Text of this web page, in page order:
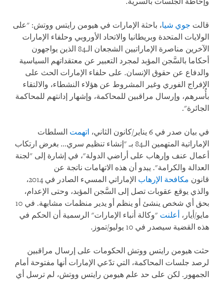
قالت جوي شيا، باحثة الإمارات في هيومن رايتس ووتش: "على
الولايات المتحدة وبريطانيا والاتحاد الأوروبي وحلفاء الإمارات
الآخرين مناصرة الإماراتيين الشجعان الـ84 الذين يواجهون
أحكاما بالسَّجن المؤبد لمجرد التعبير عن معتقداتهم السياسية
والدفاع عن حقوق الإنسان. على حلفاء الإمارات الحث على
الإفراج الفوري وغير المشروط عن هؤلاء النشطاء، والالتقاء
بأُسرهم، وإرسال مراقبين للمحاكمة، وإشهار إدانتهم للمحاكمة
الجائرة".
في بيان صدر في 6 يناير/كانون الثاني، اتهمت السلطات
الإماراتية المتهمين الـ84 بـ "إنشاء تنظيم سري... بغرض ارتكاب
أعمال عنف وإرهاب على أراضي الدولة"، في إشارة إلى "لجنة
العدالة والكرامة". يبدو أن هذه الاتهامات ناتجة عن
قانون مكافحة الإرهاب
الإماراتي المسيء الصادر في 2014،
والذي يوقع عقوبات تصل إلى السَّجن المؤبد، وحتى الإعدام،
بحق أي شخص ينشئ أو ينظم أو يدير منظمات مشابهة. في 10
مايو/أيار، أعلنت "وكالة أنباء الإمارات" الرسمية أن الحكم في
هذه القضية سيصدر في 10 يوليو/تموز.
حثت هيومن رايتس ووتش الحكومات على إرسال مراقبين
لرصد جلسات المحاكمة، التي تدّعي الإمارات أنها مفتوحة أمام
الجمهور. لكن على حد علم هيومن رايتس ووتش، لم ترسل أي